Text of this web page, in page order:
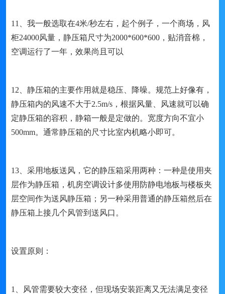
11、我一般选取在4米/秒左右，起个例子，一个商场，风
柜24000风量，静压箱尺寸为2000*600*600，贴消音棉，
空调运行了一年，效果尚且可以
12、静压箱的主要作用就是稳压、降噪。规范上好像有，
静压箱内的风速不大于2.5m/s，根据风量、风速就可以确
定静压箱的容积，静箱一般是定做的。宽度方向不宜小
500mm。通常静压箱的尺寸比室内机略小即可。
13、采用地板送风，它的静压箱采用两种：一种是使用夹
层作为静压箱，机房空调设计多使用防静电地板与楼板夹
层空间作为送风静压箱；另一种采用普通的静压箱然后在
静压箱上接几个风管到送风口。
设置原则：
1、风管需要较大变径，但现场安装距离又无法满足变径